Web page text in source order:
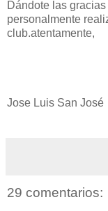
Dándote las
personalmente
club.atentamente,
Jose Luis San José
29 comentarios: